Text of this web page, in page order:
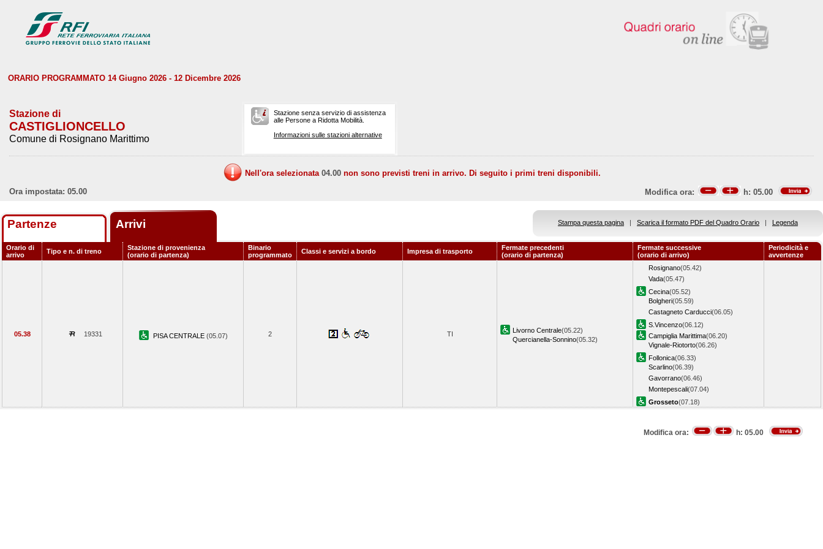
ORARIO PROGRAMMATO 14 Giugno 2026 - 12 Dicembre 2026
Stazione di
CASTIGLIONCELLO
Comune di Rosignano Marittimo
Stazione senza servizio di assistenza
alle Persone a Ridotta Mobilità.
Informazioni sulle stazioni alternative
Nell'ora selezionata 04.00 non sono previsti treni in arrivo. Di seguito i primi treni disponibili.
Ora impostata: 05.00
Modifica ora: h: 05.00
Partenze Arrivi Stampa questa pagina | Scarica il formato PDF del Quadro Orario | Legenda
Orario di
arrivo
Tipo e n. di treno
Stazione di provenienza
(orario di partenza)
Binario
programmato
Classi e servizi a bordo Impresa di trasporto
Fermate precedenti
(orario di partenza)
Fermate successive
(orario di arrivo)
Periodicità e
avvertenze
05.38 19331 PISA CENTRALE (05.07) 2 TI Livorno Centrale(05.22)
Quercianella-Sonnino(05.32)
Rosignano(05.42)
Vada(05.47)
Cecina(05.52)
Bolgheri(05.59)
Castagneto Carducci(06.05)
S.Vincenzo(06.12)
Campiglia Marittima(06.20)
Vignale-Riotorto(06.26)
Follonica(06.33)
Scarlino(06.39)
Gavorrano(06.46)
Montepescali(07.04)
Grosseto(07.18)
Modifica ora: h: 05.00